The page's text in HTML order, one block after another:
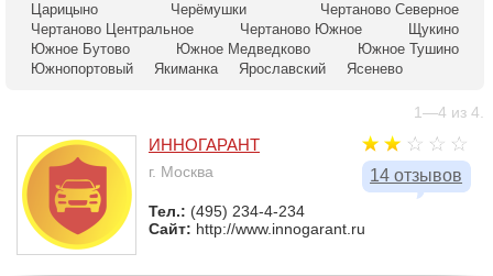
Царицыно
Черёмушки
Чертаново Северное
Чертаново Центральное
Чертаново Южное
Щукино
Южное Бутово
Южное Медведково
Южное Тушино
Южнопортовый
Якиманка Ярославский Ясенево
1—4 из 4.
14 отзывов
ИННОГАРАНТ
г. Москва
Тел.: (495) 234-4-234
Сайт: http://www.innogarant.ru